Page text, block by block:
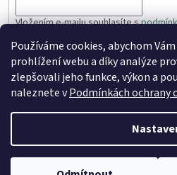
Používáme cookies, abychom
prohlížení webu a díky analýze
zlepšovali jeho funkce, výkon a
naleznete vPodmínkách ochrany
Vložením e-mailu souhlasíte s
PŘIHLÁSIT SE
Copyright 2026ZahradaRyhos.cz